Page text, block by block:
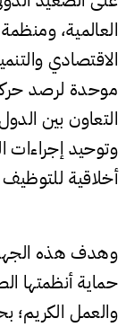
العالمية،
الاقتصادي
موحدة لرصد حركة
التعاون بين
وتوحيد
أخلاقية للتوظيف
وهدف هذه
حماية أنظمتها
والعمل الكريم؛